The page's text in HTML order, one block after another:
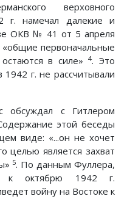
верховного
г. намечал далекие и
ОКВ № 41 от 5 апреля
«общие первоначальные
в силе»4. Это
г. не рассчитывали
обсуждал с Гитлером
этой беседы
виде: «...он не хочет
целью является захват
5. По данным Фуллера,
к октябрю 1942 г.
войну на Востоке к